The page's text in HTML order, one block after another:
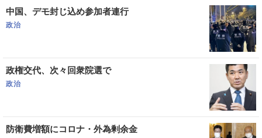
中国、デモ封じ込め参加者連行
政治
政権交代、次々回衆院選で
政治
防衛費増額にコロナ・外為剰余金